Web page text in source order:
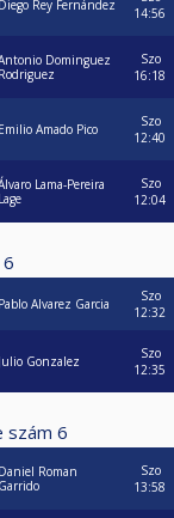
Diego Rey Fernández
14:56
Dominguez
Rodriguez
Szo
16:18
Emilio Amado Pico
Szo
12:40
Lama-Pereira
Lage
Szo
12:04
6
Pablo Alvarez Garcia
Szo
12:32
Julio Gonzalez
Szo
12:35
szám 6
Daniel Roman
Garrido
Szo
13:58